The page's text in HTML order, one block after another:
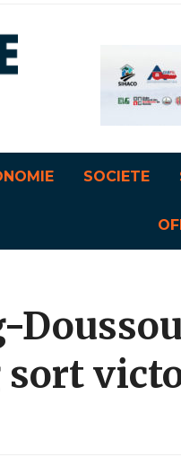
SOCIETE